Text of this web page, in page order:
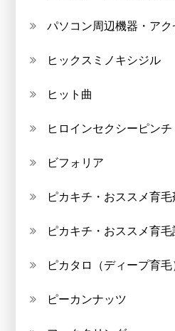
パソコン周辺機器・アク
ヒックスミノキシジル
ヒット曲
ヒロインセクシーピンチ
ビフォリア
ピカキチ・おススメ育毛
ピカキチ・おススメ育
ピカタロ（ディープ育毛
ピーカンナッツ